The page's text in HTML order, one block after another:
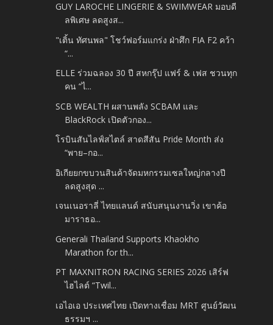
GUY LAROCHE LINGERIE & SWIMWEAR มอบดี
ลพิเศษ ลดสูงส...
"เติ้น ทัศนพล" โชว์ฟอร์มแกร่ง ฝ่าศึก FIA F2 คว้า
“...
ELLE ร่วมฉลอง 30 ปี สหกรุ๊ป แฟร์ & เฟส ชวนทุก
คน “ไ...
SCB WEALTH ผสานพลัง SCBAM และ
BlackRock เปิดตัวกอง...
โรบินสันไลฟ์สไตล์ สาดสีสัน Pride Month ส่ง
“พาย–กอ...
อิเกียยกขบวนสินค้าจัดมหกรรมเซลใหญ่กลางปี
ลดสูงสุด ...
เจนเนอราลี่ ไทยแลนด์ สนับสนุนงานวิ่ง เขาค้อ
มาราธอ...
Generali Thailand Supports Khaokho
Marathon for th...
PT MAXNITRON RACING SERIES 2026 เสิร์ฟ
ไฮไลต์ “Twil...
เอไอเอ ประเทศไทย เปิดทางเชื่อม MRT ศูนย์วัฒน
ธรรมฯ ...